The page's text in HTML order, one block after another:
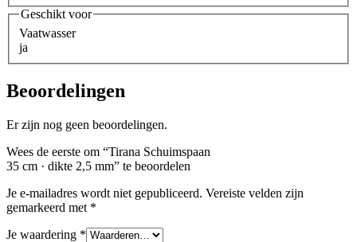
Geschikt voor
Vaatwasser
ja
Beoordelingen
Er zijn nog geen beoordelingen.
Wees de eerste om “Tirana Schuimspaan
35 cm · dikte 2,5 mm” te beoordelen
Je e-mailadres wordt niet gepubliceerd. Vereiste velden zijn
gemarkeerd met *
Je waardering *